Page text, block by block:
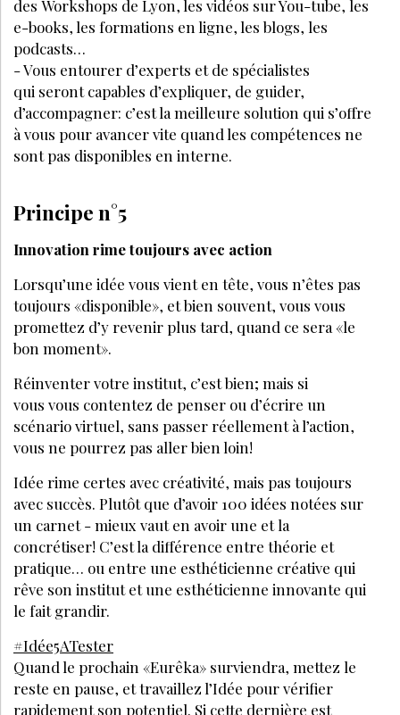
CONGRÈS - EVÈNEMENTS
ANNONCE BEAUTÉ
ANNONCER S’ABONNER
© LES NOUVELLES ESTHÉTIQUES
MENTIONS LÉGALES
CGV-CGU
CRÉATION EANET